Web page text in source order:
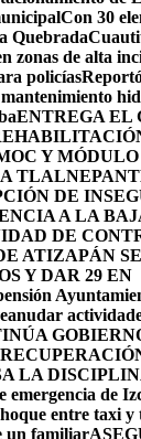
Con 30
Quebrada
zonas de alta
policías
ENTREGA EL
Y MÓDULO
DE
A LA
DE
ATIZAPÁN
Y DAR 29 EN
LA
emergencia de
entre taxi y
un familiar